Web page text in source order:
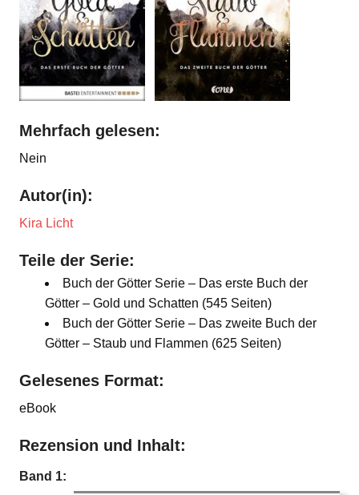
Mehrfach gelesen:
Nein
Autor(in):
Kira Licht
Teile der Serie:
Buch der Götter Serie – Das erste Buch der
Götter – Gold und Schatten (545 Seiten)
Buch der Götter Serie – Das zweite Buch der
Götter – Staub und Flammen (625 Seiten)
Gelesenes Format:
eBook
Rezension und Inhalt:
Band 1: